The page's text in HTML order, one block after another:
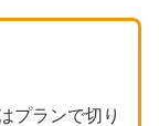
プランで切り